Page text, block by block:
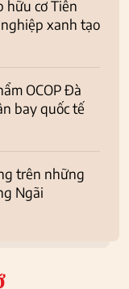
hữu cơ Tiên
xanh tạo
OCOP Đà
bay quốc tế
trên những
Ngãi